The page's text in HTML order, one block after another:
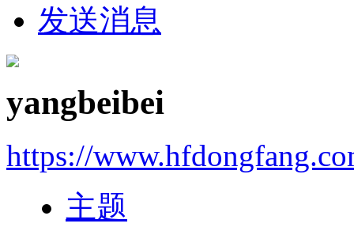
发送消息
yangbeibei
https://
主题